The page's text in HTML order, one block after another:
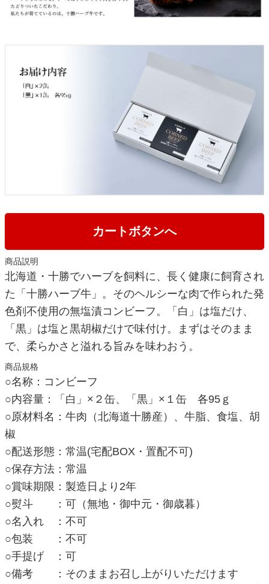
カートボタンへ
商品説明
北海道・十勝でハーブを飼料に、長く健康に飼育され
た「十勝ハーブ牛」。そのヘルシーな肉で作られた発
色剤不使用の無塩漬コンビーフ。「白」は塩だけ、
「黒」は塩と黒胡椒だけで味付け。まずはそのまま
で、柔らかさと溢れる旨みを味わおう。
商品規格
○名称：コンビーフ
○内容量：「白」×２缶、「黒」×１缶 各95ｇ
○原材料名：牛肉（北海道十勝産）、牛脂、食塩、胡
椒
○配送形態：常温(宅配BOX・置配不可)
○保存方法：常温
○賞味期限：製造日より2年
○熨斗 ：可（無地・御中元・御歳暮）
○名入れ ：不可
○包装 ：不可
○手提げ ：可
○備考 ：そのままお召し上がりいただけます